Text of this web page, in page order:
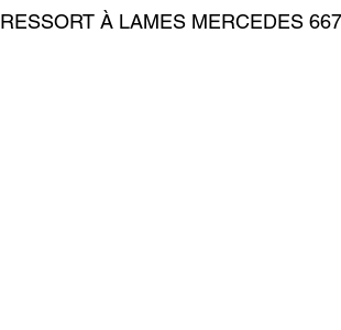
RESSORT À LAMES MERCEDES